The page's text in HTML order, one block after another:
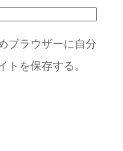
ブラウザーに自分
トを保存する。